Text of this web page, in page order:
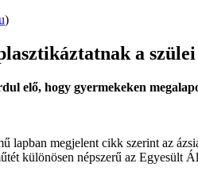
)
a szülei
elő, hogy gyermekeken
lapban megjelent cikk szerint az
különösen népszerű az Egyesült